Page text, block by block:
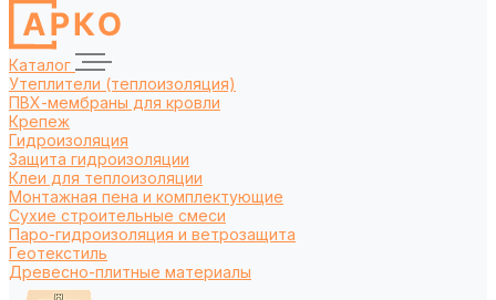
Каталог
Утеплители (теплоизоляция)
ПВХ-мембраны для кровли
Крепеж
Гидроизоляция
Защита гидроизоляции
Клеи для теплоизоляции
Монтажная пена и комплектующие
Сухие строительные смеси
Паро-гидроизоляция и ветрозащита
Геотекстиль
Древесно-плитные материалы